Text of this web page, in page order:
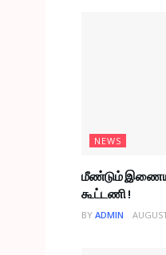
NEWS
மீண்டும்
கூட்டணி !
BY ADMIN